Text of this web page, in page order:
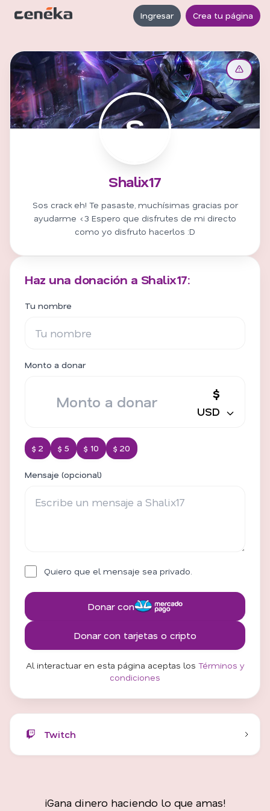
Ingresar Crea tu página
S
Shalix17
Sos crack eh! Te pasaste, muchísimas gracias por
ayudarme <3 Espero que disfrutes de mi directo
como yo disfruto hacerlos :D
Haz una donación a Shalix17:
Tu nombre
Monto a donar
$
USD
$ 2 $ 5 $ 10 $ 20
Mensaje (opcional)
Quiero que el mensaje sea privado.
Donar con
Donar con tarjetas o cripto
Al interactuar en esta página aceptas los Términos y
condiciones
Twitch
¡Gana dinero haciendo lo que amas!